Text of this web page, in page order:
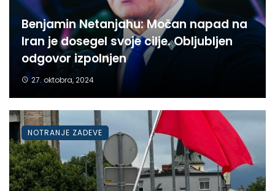
Benjamin Netanjahu: Močan napad na
Iran je dosegel svoje cilje. Obljubljen
odgovor izpolnjen
27. oktobra, 2024
NOTRANJE ZADEVE